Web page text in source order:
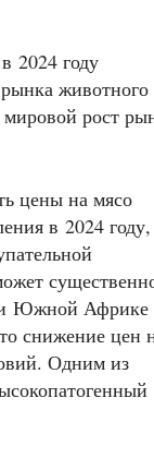
2024 году
животного
рост
цены на мясо
в 2024 году,
и Южной Африке
снижение цен
Одним из